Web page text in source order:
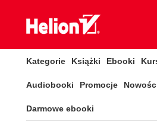
Kategorie Książki Ebooki
Audiobooki Promocje
Darmowe ebooki